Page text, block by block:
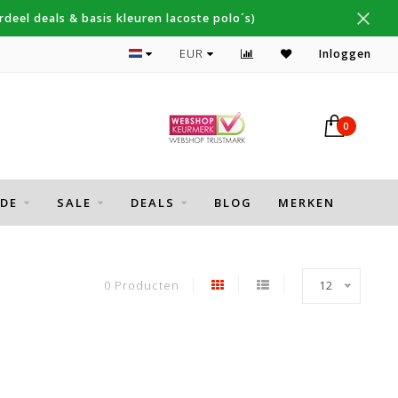
deals & basis kleuren lacoste polo´s)
Topmerken Thomas Maine, Cavallaro, Desoto
EUR Inloggen
0
SALE DEALS BLOG MERKEN
0 Producten 12